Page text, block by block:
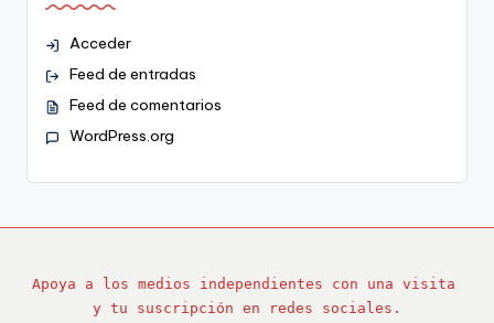
Acceder
Feed de entradas
Feed de comentarios
WordPress.org
Apoya a los medios independientes con una visita
y tu suscripción en redes sociales.